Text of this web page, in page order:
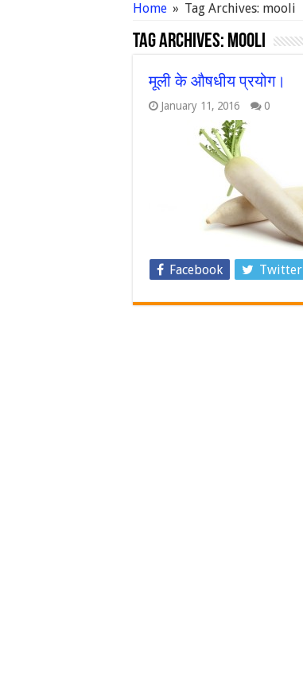
Home » Tag Archives: mooli
Tag Archives: mooli
मूली के औषधीय प्रयोग।
January 11, 2016 0
Facebook Twitter